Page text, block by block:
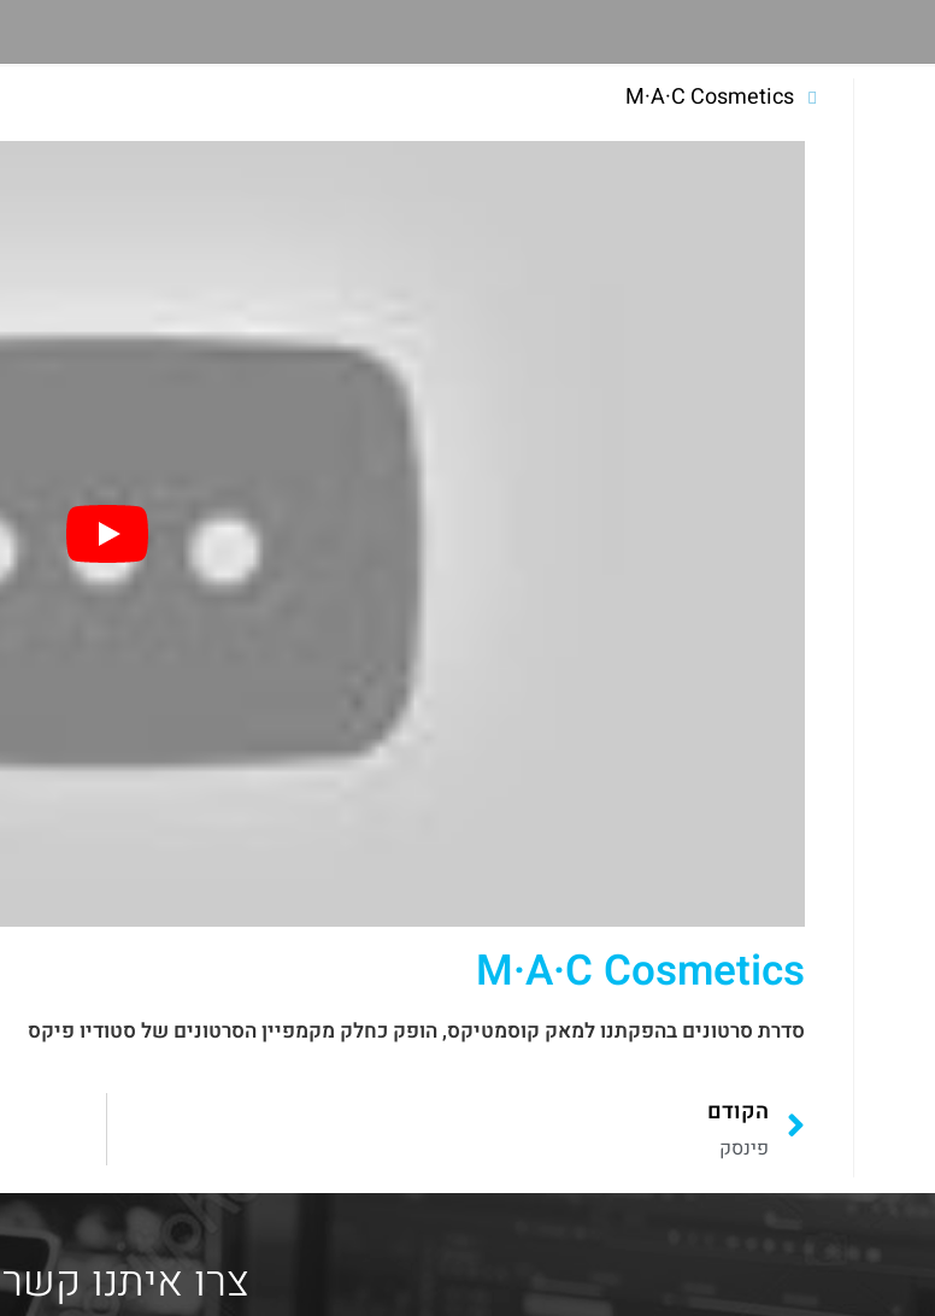
M·A·C Cosmetics
M·A·C Cosmetics
סדרת סרטונים בהפקתנו למאק קוסמטיקס, הופק כחלק מקמפיין הסרטונים של סטודיו פיקס
הקודם
פינסק
צרו איתנו קשר